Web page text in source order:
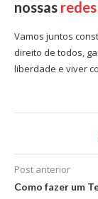
nossas
Vamos juntos
direito de todos,
liberdade e viver
Post anterior
Como fazer um